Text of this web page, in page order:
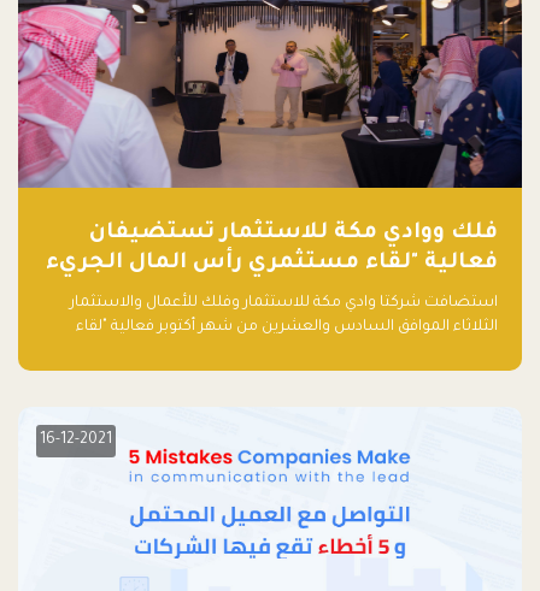
فلك ووادي مكة للاستثمار تستضيفان
فعالية "لقاء مستثمري رأس المال الجريء
في المنطقة"
استضافت شركتا وادي مكة للاستثمار وفلك للأعمال والاستثمار
الثلاثاء الموافق السادس والعشرين من شهر أكتوبر فعالية "لقاء
مشاركاً من أبرز صناديق رأس المال الجريء وممثلي المؤسسات
16-12-2021